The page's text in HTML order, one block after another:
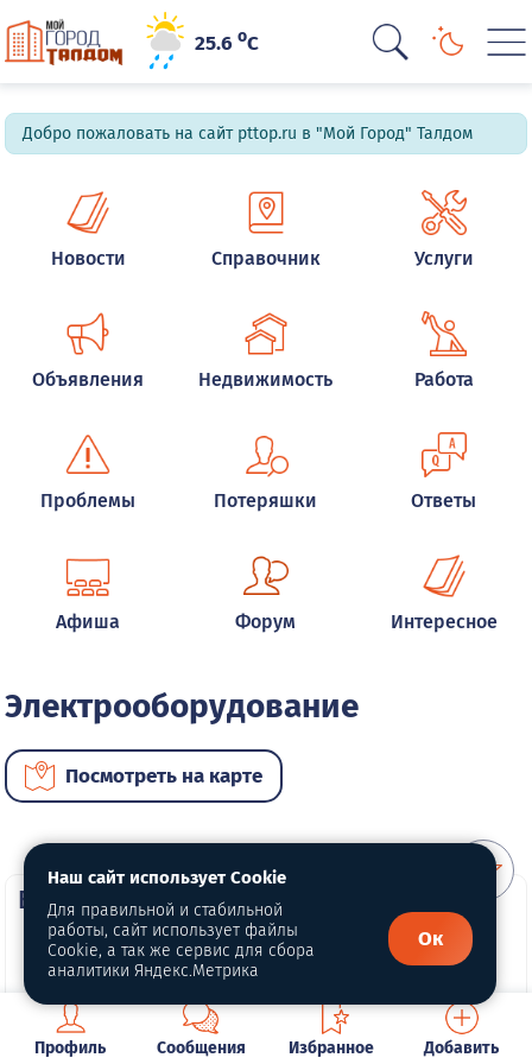
25.6oC
Добро пожаловать на сайт pttop.ru в "Мой Город" Талдом
Новости Справочник Услуги
Объявления Недвижимость Работа
Проблемы Потеряшки Ответы
Афиша Форум Интересное
Электрооборудование
Посмотреть на карте
ВИП услуги
Профиль Сообщения Избранное Добавить
Наш сайт использует Cookie
Для правильной и стабильной
работы, сайт использует файлы
Cookie, а так же сервис для сбора
аналитики Яндекс.Метрика
Ок